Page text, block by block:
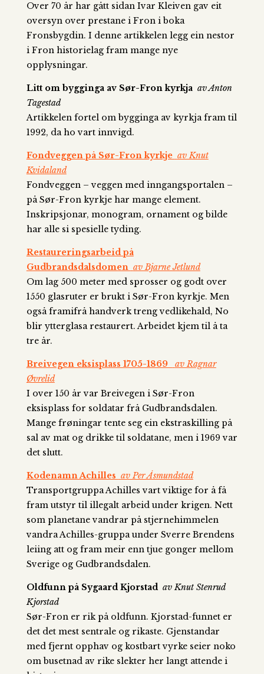
Over 70 år har gått sidan Ivar Kleiven gav eit
oversyn over prestane i Fron i boka
Fronsbygdin. I denne artikkelen legg ein nestor
i Fron historielag fram mange nye
opplysningar.
Litt om bygginga av Sør-Fron kyrkja av Anton
Tagestad
Artikkelen fortel om bygginga av kyrkja fram til
1992, da ho vart innvigd.
Fondveggen på Sør-Fron kyrkje av Knut
Kvidaland
Fondveggen – veggen med inngangsportalen –
på Sør-Fron kyrkje har mange element.
Inskripsjonar, monogram, ornament og bilde
har alle si spesielle tyding.
Restaureringsarbeid på
Gudbrandsdalsdomen av Bjarne Jetlund
Om lag 500 meter med sprosser og godt over
1550 glasruter er brukt i Sør-Fron kyrkje. Men
også framifrå handverk treng vedlikehald, No
blir ytterglasa restaurert. Arbeidet kjem til å ta
tre år.
Breivegen eksisplass 1705-1869
av Ragnar
Øvrelid
I over 150 år var Breivegen i Sør-Fron
eksisplass for soldatar frå Gudbrandsdalen.
Mange frøningar tente seg ein ekstraskilling på
sal av mat og drikke til soldatane, men i 1969 var
det slutt.
Kodenamn Achilles av Per Åsmundstad
Transportgruppa Achilles vart viktige for å få
fram utstyr til illegalt arbeid under krigen. Nett
som planetane vandrar på stjernehimmelen
vandra Achilles-gruppa under Sverre Brendens
leiing att og fram meir enn tjue gonger mellom
Sverige og Gudbrandsdalen.
Oldfunn på Sygaard Kjorstad av Knut Stenrud
Kjorstad
Sør-Fron er rik på oldfunn. Kjorstad-funnet er
det det mest sentrale og rikaste. Gjenstandar
med fjernt opphav og kostbart vyrke seier noko
om busetnad av rike slekter her langt attende i